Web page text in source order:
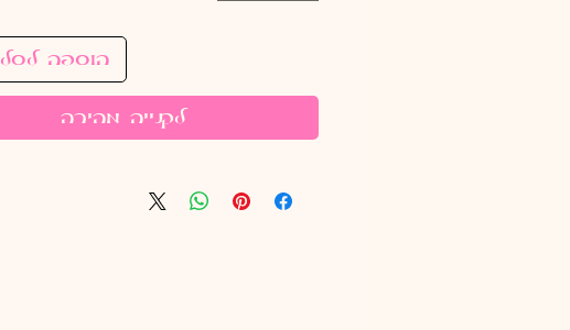
הוספה לסל
לקנייה מהירה